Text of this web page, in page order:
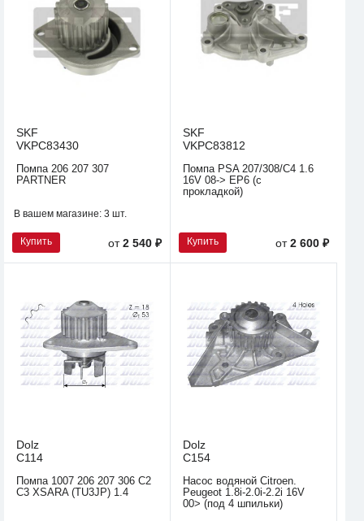
SKF
VKPC83430
Помпа 206 207 307
PARTNER
В вашем магазине: 3 шт.
Купить от2 540 ₽
SKF
VKPC83812
Помпа PSA 207/308/C4 1.6
16V 08-> ЕР6 (с
прокладкой)
Купить от2 600 ₽
Dolz
C114
Помпа 1007 206 207 306 C2
C3 XSARA (TU3JP) 1.4
Dolz
C154
Насос водяной Citroen.
Peugeot 1.8i-2.0i-2.2i 16V
00> (под 4 шпильки)